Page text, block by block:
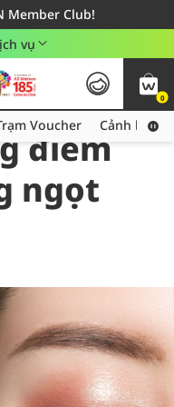
Member Club!
hàng từ 249,000Đ
vực TP. Hồ Chí Minh
vụ
0
Thu thập thêm voucher hot tại Trạm Voucher Voucher Cảnh báo
điểm
ngọt